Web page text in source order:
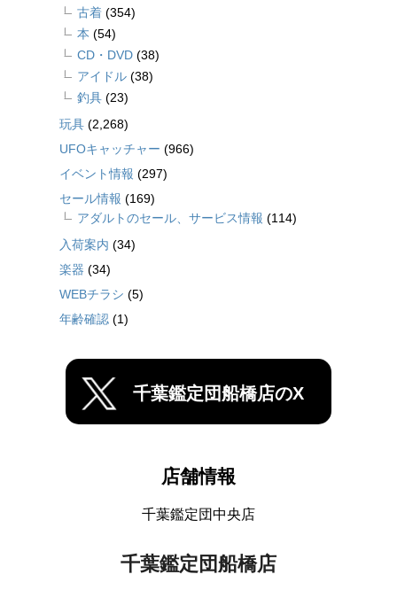
古着 (354)
本 (54)
CD・DVD (38)
アイドル (38)
釣具 (23)
玩具 (2,268)
UFOキャッチャー (966)
イベント情報 (297)
セール情報 (169)
アダルトのセール、サービス情報 (114)
入荷案内 (34)
楽器 (34)
WEBチラシ (5)
年齢確認 (1)
千葉鑑定団船橋店のX
店舗情報
千葉鑑定団中央店
千葉鑑定団船橋店